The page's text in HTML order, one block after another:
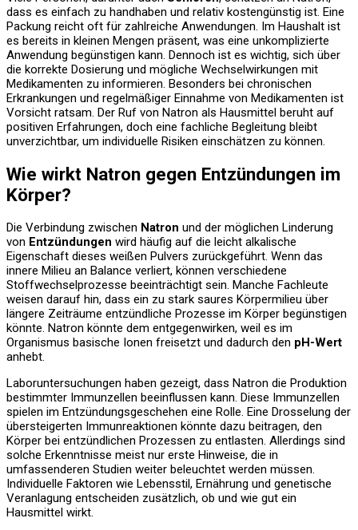
dass es einfach zu handhaben und relativ kostengünstig ist. Eine
Packung reicht oft für zahlreiche Anwendungen. Im Haushalt ist
es bereits in kleinen Mengen präsent, was eine unkomplizierte
Anwendung begünstigen kann. Dennoch ist es wichtig, sich über
die korrekte Dosierung und mögliche Wechselwirkungen mit
Medikamenten zu informieren. Besonders bei chronischen
Erkrankungen und regelmäßiger Einnahme von Medikamenten ist
Vorsicht ratsam. Der Ruf von Natron als Hausmittel beruht auf
positiven Erfahrungen, doch eine fachliche Begleitung bleibt
unverzichtbar, um individuelle Risiken einschätzen zu können.
Wie wirkt Natron gegen Entzündungen im
Körper?
Die Verbindung zwischen Natron und der möglichen Linderung
von Entzündungen wird häufig auf die leicht alkalische
Eigenschaft dieses weißen Pulvers zurückgeführt. Wenn das
innere Milieu an Balance verliert, können verschiedene
Stoffwechselprozesse beeinträchtigt sein. Manche Fachleute
weisen darauf hin, dass ein zu stark saures Körpermilieu über
längere Zeiträume entzündliche Prozesse im Körper begünstigen
könnte. Natron könnte dem entgegenwirken, weil es im
Organismus basische Ionen freisetzt und dadurch den pH-Wert
anhebt.
Laboruntersuchungen haben gezeigt, dass Natron die Produktion
bestimmter Immunzellen beeinflussen kann. Diese Immunzellen
spielen im Entzündungsgeschehen eine Rolle. Eine Drosselung der
übersteigerten Immunreaktionen könnte dazu beitragen, den
Körper bei entzündlichen Prozessen zu entlasten. Allerdings sind
solche Erkenntnisse meist nur erste Hinweise, die in
umfassenderen Studien weiter beleuchtet werden müssen.
Individuelle Faktoren wie Lebensstil, Ernährung und genetische
Veranlagung entscheiden zusätzlich, ob und wie gut ein
Hausmittel wirkt.